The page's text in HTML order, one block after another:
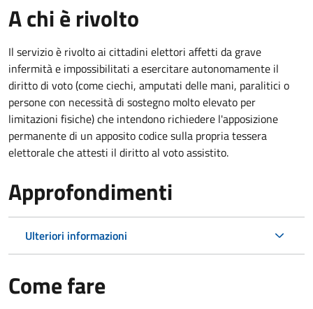
A chi è rivolto
Il servizio è rivolto ai cittadini elettori affetti da grave
infermità e impossibilitati a esercitare autonomamente il
diritto di voto (come ciechi, amputati delle mani, paralitici o
persone con necessità di sostegno molto elevato per
limitazioni fisiche) che intendono richiedere l'apposizione
permanente di un apposito codice sulla propria tessera
elettorale che attesti il diritto al voto assistito.
Approfondimenti
Ulteriori informazioni
Come fare